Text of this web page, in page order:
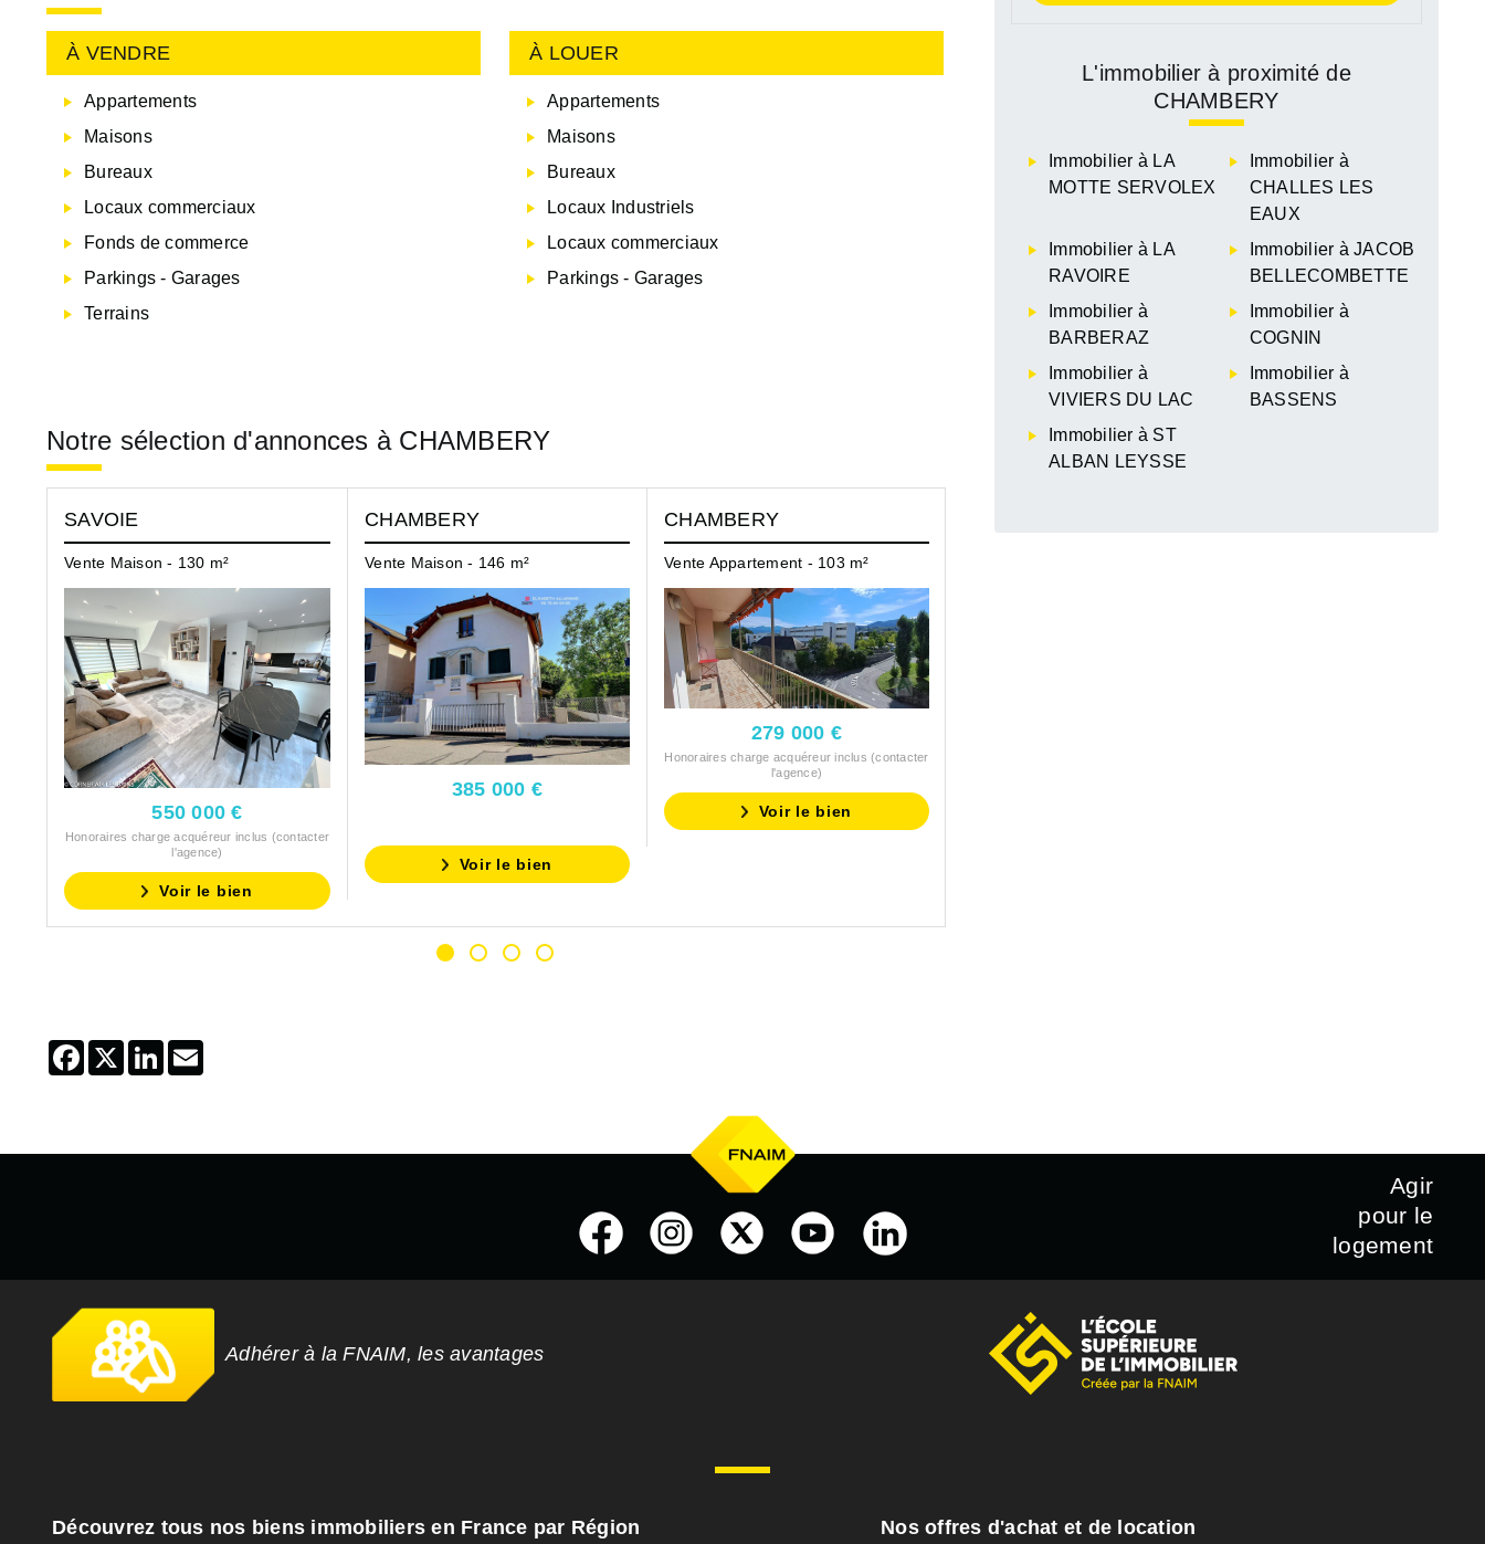
À VENDRE
Appartements
Maisons
Bureaux
Locaux commerciaux
Fonds de commerce
Parkings - Garages
Terrains
À LOUER
Appartements
Maisons
Bureaux
Locaux Industriels
Locaux commerciaux
Parkings - Garages
Notre sélection d'annonces à CHAMBERY
SAVOIE
Vente Maison - 130 m²
550 000 €
Honoraires charge acquéreur inclus (contacter
l'agence)
Voir le bien
CHAMBERY
Vente Maison - 146 m²
385 000 €
Voir le bien
CHAMBERY
Vente Appartement - 103 m²
279 000 €
Honoraires charge acquéreur inclus (contacter
l'agence)
Voir le bien
L'immobilier à proximité de
CHAMBERY
Immobilier à LA
MOTTE SERVOLEX
Immobilier à
CHALLES LES
EAUX
Immobilier à LA
RAVOIRE
Immobilier à JACOB
BELLECOMBETTE
Immobilier à
BARBERAZ
Immobilier à
COGNIN
Immobilier à
VIVIERS DU LAC
Immobilier à
BASSENS
Immobilier à ST
ALBAN LEYSSE
Facebook
X LinkedIn
Agir
pour le
logement
Adhérer à la FNAIM, les avantages
Découvrez tous nos biens immobiliers en France par Région Nos offres d'achat et de location